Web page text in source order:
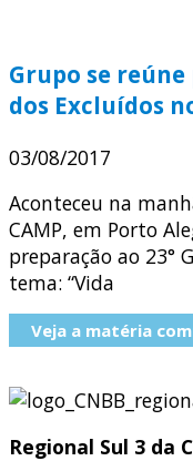
Grupo se
dos Excluídos
03/08/2017
Aconteceu na
CAMP, em Porto
preparação ao 23°
tema: “Vida
Veja a matéria
Regional Sul 3 da